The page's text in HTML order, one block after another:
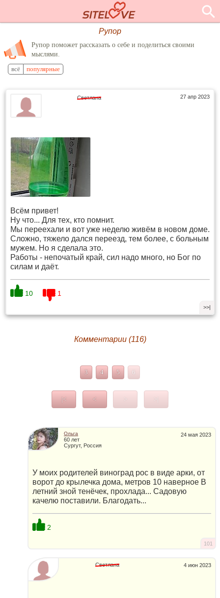
Рупор
Рупор поможет рассказать о себе и поделиться своими
мыслями.
всё популярные
27 апр 2023
Светлана
Всём привет!
Ну что... Для тех, кто помнит.
Мы переехали и вот уже неделю живём в новом доме.
Сложно, тяжело дался переезд, тем более, с больным
мужем. Но я сделала это.
Работы - непочатый край, сил надо много, но Бог по
силам и даёт.
10 1
>>|
Комментарии (116)
3 4 5 6
|< < > >|
24 мая 2023
Ольга
60 лет
Сургут, Россия
У моих родителей виноград рос в виде арки, от
ворот до крылечка дома, метров 10 наверное В
летний зной тенёчек, прохлада... Садовую
качелю поставили. Благодать...
2
101
4 июн 2023
Светлана